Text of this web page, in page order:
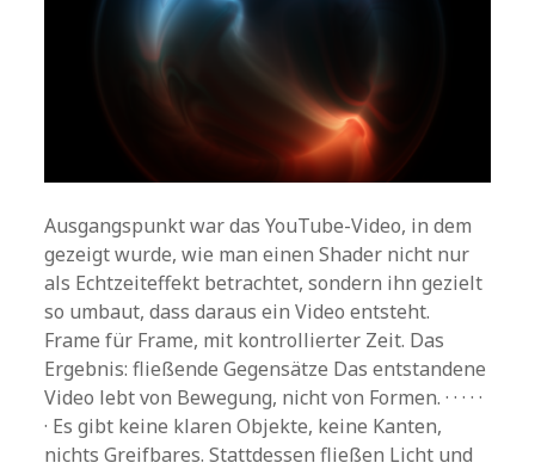
Ausgangspunkt war das YouTube-Video, in dem
gezeigt wurde, wie man einen Shader nicht nur
als Echtzeiteffekt betrachtet, sondern ihn gezielt
so umbaut, dass daraus ein Video entsteht.
Frame für Frame, mit kontrollierter Zeit. Das
Ergebnis: fließende Gegensätze Das entstandene
Video lebt von Bewegung, nicht von Formen. · · · · ·
· Es gibt keine klaren Objekte, keine Kanten,
nichts Greifbares. Stattdessen fließen Licht und